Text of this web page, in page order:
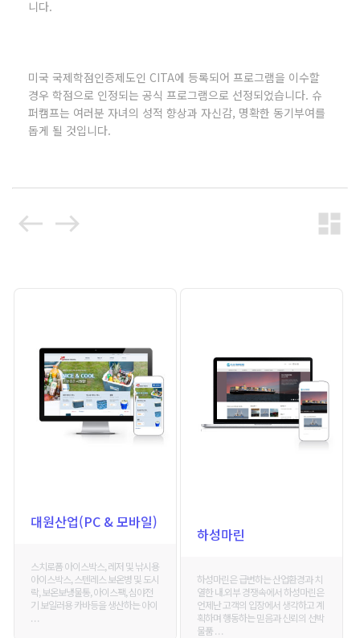
니다.
미국 국제학점인증제도인 CITA에 등록되어 프로그램을 이수할
경우 학점으로 인정되는 공식 프로그램으로 선정되었습니다. 슈
퍼캠프는 여러분 자녀의 성적 향상과 자신감, 명확한 동기부여를
돕게 될 것입니다.
west east dashboard
대원산업(PC & 모바일)
스치로폼 아이스박스, 레저 및 낚시용
아이스박스, 스텐레스 보온병 및 도시
락, 보온보냉물통, 아이스팩, 심야전
기 보일러용 카바등을 생산하는 아이
. . .
하성마린
하성마린은 급변하는 산업환경과 치
열한 내.외부 경쟁속에서 하성마린은
언제난 고객의 입장에서 생각하고 계
획하며 행동하는 믿음과 신뢰의 선박
물품 . . .